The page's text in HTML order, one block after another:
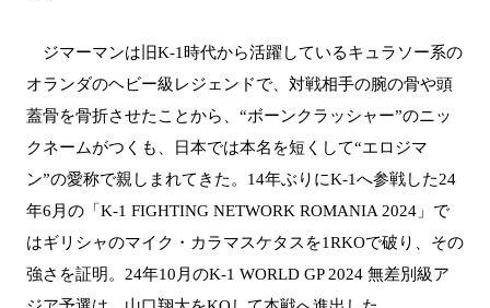
ジマーマンは旧K-1時代から活躍しているキュラソー系の
オランダのヘビー級レジェンドで、対戦相手の腕の骨や頭
蓋骨を骨折させたことから、“ボーンクラッシャー”のニッ
クネームがつくも、日本では本名を短くして“エロジマ
ン”の愛称で親しまれてきた。14年ぶりにK-1へ参戦した24
年6月の「K-1 FIGHTING NETWORK ROMANIA 2024」で
はギリシャのマイク・カラマスケタスを1RKOで破り、その
強さを証明。24年10月のK-1 WORLD GP 2024 無差別級ア